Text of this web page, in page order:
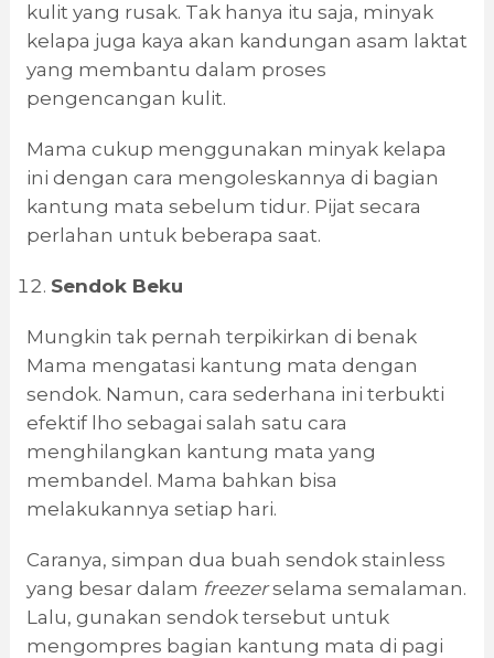
kulit yang rusak. Tak hanya itu saja, minyak
kelapa juga kaya akan kandungan asam laktat
yang membantu dalam proses
pengencangan kulit.
Mama cukup menggunakan minyak kelapa
ini dengan cara mengoleskannya di bagian
kantung mata sebelum tidur. Pijat secara
perlahan untuk beberapa saat.
Sendok Beku
Mungkin tak pernah terpikirkan di benak
Mama mengatasi kantung mata dengan
sendok. Namun, cara sederhana ini terbukti
efektif lho sebagai salah satu cara
menghilangkan kantung mata yang
membandel. Mama bahkan bisa
melakukannya setiap hari.
Caranya, simpan dua buah sendok stainless
yang besar dalam freezerselama semalaman.
Lalu, gunakan sendok tersebut untuk
mengompres bagian kantung mata di pagi